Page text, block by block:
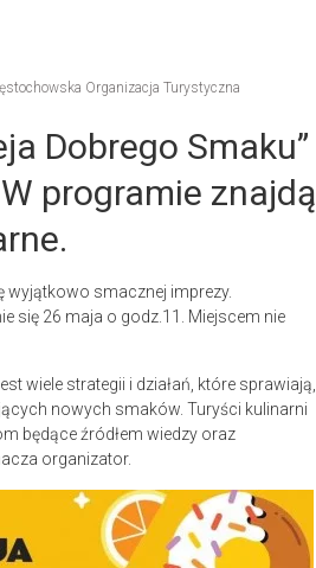
Organizacja Turystyczna
Dobrego Smaku”
programie znajdą
wyjątkowo smacznej imprezy.
się 26 maja o godz.11. Miejscem nie
wiele strategii i działań, które sprawiają,
nowych smaków. Turyści kulinarni
będące źródłem wiedzy oraz
organizator.